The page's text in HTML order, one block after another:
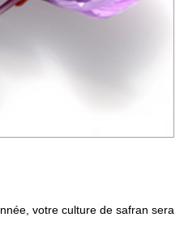
votre culture de safran sera